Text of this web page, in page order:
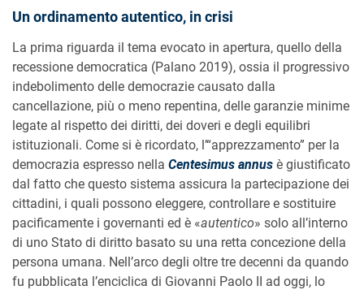
Un ordinamento autentico, in crisi
La prima riguarda il tema evocato in apertura, quello della
recessione democratica (Palano 2019), ossia il progressivo
indebolimento delle democrazie causato dalla
cancellazione, più o meno repentina, delle garanzie minime
legate al rispetto dei diritti, dei doveri e degli equilibri
istituzionali. Come si è ricordato, l’“apprezzamento” per la
democrazia espresso nella Centesimus annus è giustificato
dal fatto che questo sistema assicura la partecipazione dei
cittadini, i quali possono eleggere, controllare e sostituire
pacificamente i governanti ed è «autentico» solo all’interno
di uno Stato di diritto basato su una retta concezione della
persona umana. Nell’arco degli oltre tre decenni da quando
fu pubblicata l’enciclica di Giovanni Paolo II ad oggi, lo